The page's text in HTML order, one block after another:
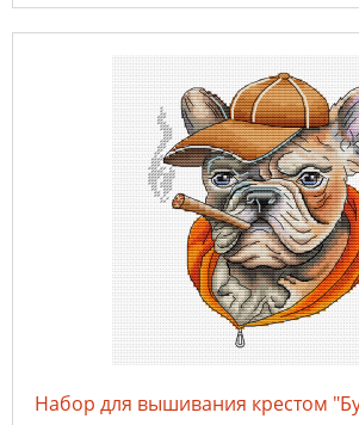
Набор для вышивания крестом